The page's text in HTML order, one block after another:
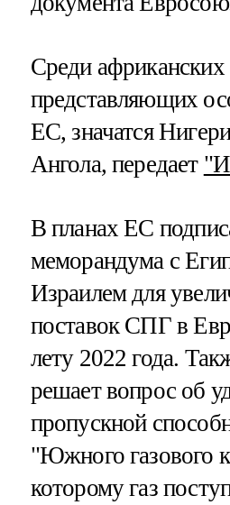
Среди африканских
представляющих
ЕС, значатся
Ангола, передает
В планах ЕС
меморандума с
Израилем для
поставок СПГ в
лету 2022 года.
решает вопрос об
пропускной
"Южного газового
которому газ